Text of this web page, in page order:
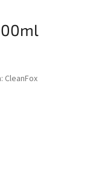
CleanFox